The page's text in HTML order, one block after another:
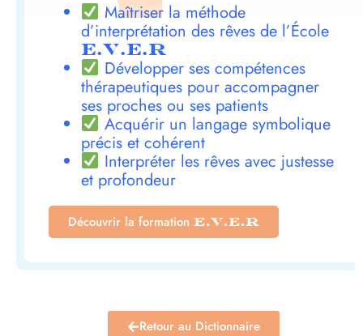
Maîtriser la méthode
d’interprétation des rêves de l’École
E.V.E.R
Développer ses compétences
thérapeutiques pour accompagner
ses proches ou ses patients
Acquérir un langage symbolique
précis et cohérent
Interpréter les rêves avec justesse
et profondeur
Découvrir la formation E.V.E.R
Retour au Dictionnaire